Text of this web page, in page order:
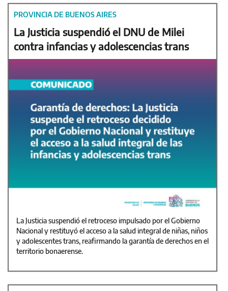
PROVINCIA DE BUENOS AIRES
La Justicia suspendió el DNU de Milei
contra infancias y adolescencias trans
La Justicia suspendió el retroceso impulsado por el Gobierno
Nacional y restituyó el acceso a la salud integral de niñas, niños
y adolescentes trans, reafirmando la garantía de derechos en el
territorio bonaerense.